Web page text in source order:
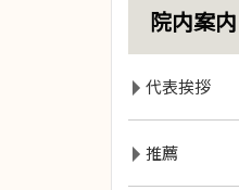
院内案内
代表挨拶
推薦